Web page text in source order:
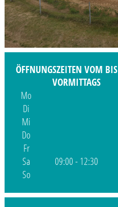
ÖFFNUNGSZEITEN VOM BIS
VORMITTAGS
Mo
Di
Mi
Do
Fr
Sa
09:00 - 12:30
So